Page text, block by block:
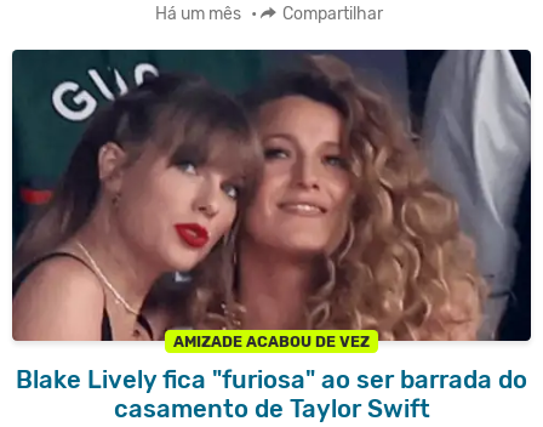
Há um mês • Compartilhar
AMIZADE ACABOU DE VEZ
Blake Lively fica "furiosa" ao ser barrada do
casamento de Taylor Swift